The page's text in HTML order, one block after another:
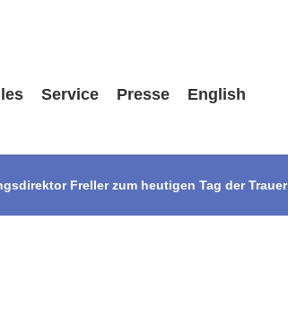
Service Presse English
Freller zum heutigen Tag der Trauer